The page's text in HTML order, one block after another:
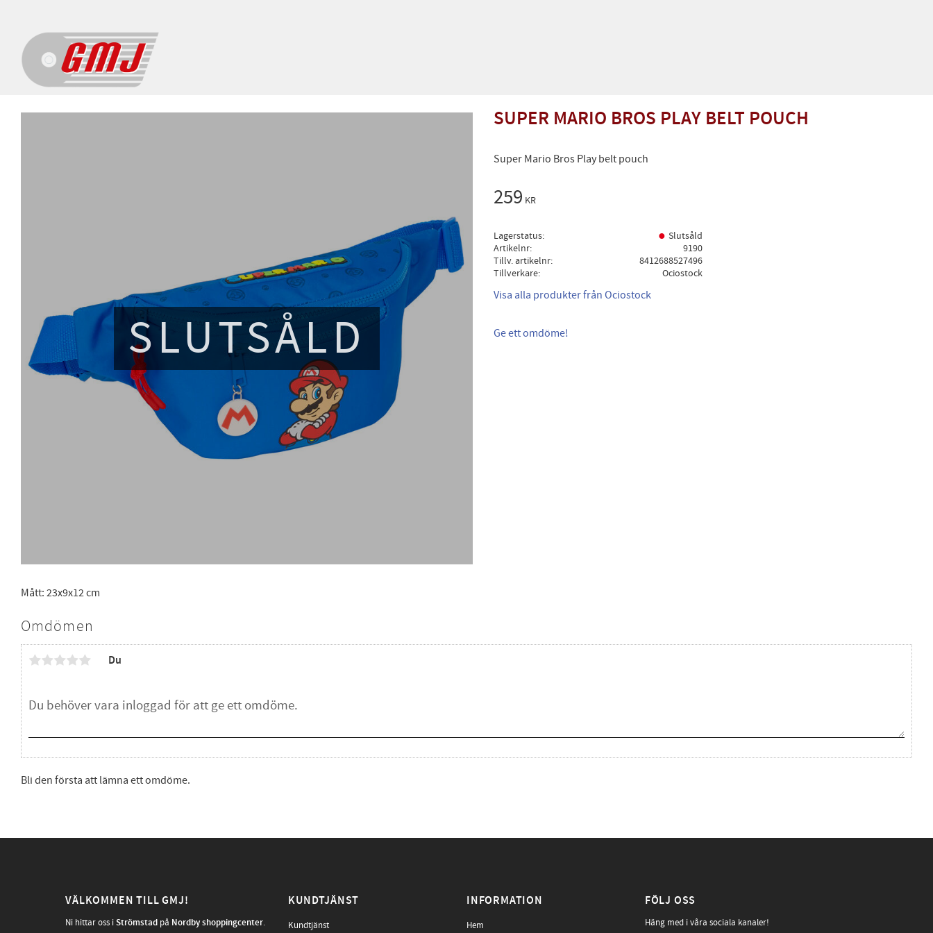
SUPER MARIO BROS PLAY BELT POUCH
Super Mario Bros Play belt pouch
SLUTSÅLD
259 KR
Lagerstatus
Slutsåld
Artikelnr
9190
Tillv. artikelnr
8412688527496
Tillverkare
Ociostock
Visa alla produkter från Ociostock
Ge ett omdöme!
Mått: 23x9x12 cm
Omdömen
Du
Bli den första att lämna ett omdöme.
VÄLKOMMEN TILL GMJ!
Ni hittar oss iStrömstad på Nordby shoppingcenter.
KUNDTJÄNST
Kundtjänst
INFORMATION
Hem
FÖLJ OSS
Häng med i våra sociala kanaler!